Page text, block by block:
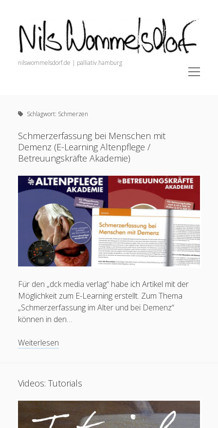
Nils
Wommelsdorf
nilswommelsdorf.de | palliativ.hamburg
open
menu
painnursing.de (Alle Infos für Pain Nurses)
Schmerz. Der Podcast.
open
menu
Veröffentlichungen
Dozententätigkeit
Alles zur Schmerztherapie
Alles zur Palliative Care
Praxisanleitung
open
menu
facebookinstagramlinkedinyoutubeemailsocial_icon_custom_1
Krankenpfleger
European Diploma in Pain Nursing (EFIC)
Nurse Plus m. Ausz. (Dt. Schmerzges.)
Pflegefachperson für Palliative Care
Mitgliedschaften
Schlagwort: Schmerzen
Schmerzerfassung bei Menschen mit
Demenz (E-Learning Altenpflege /
Betreuungskräfte Akademie)
Für den „dck media verlag“ habe ich Artikel mit der
Möglichkeit zum E-Learning erstellt. Zum Thema
„Schmerzerfassung im Alter und bei Demenz“
können in den…
Weiterlesen
Demenz
(E-
Learning
Altenpflege
Videos: Tutorials